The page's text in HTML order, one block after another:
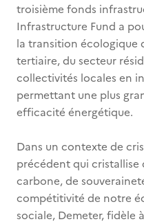
troisième fonds
Infrastructure Fund a
la transition écologique
tertiaire, du secteur
collectivités locales en
permettant une plus
efficacité énergétique.
Dans un contexte de
précédent qui cristallise
carbone, de
compétitivité de notre
sociale, Demeter, fidèle